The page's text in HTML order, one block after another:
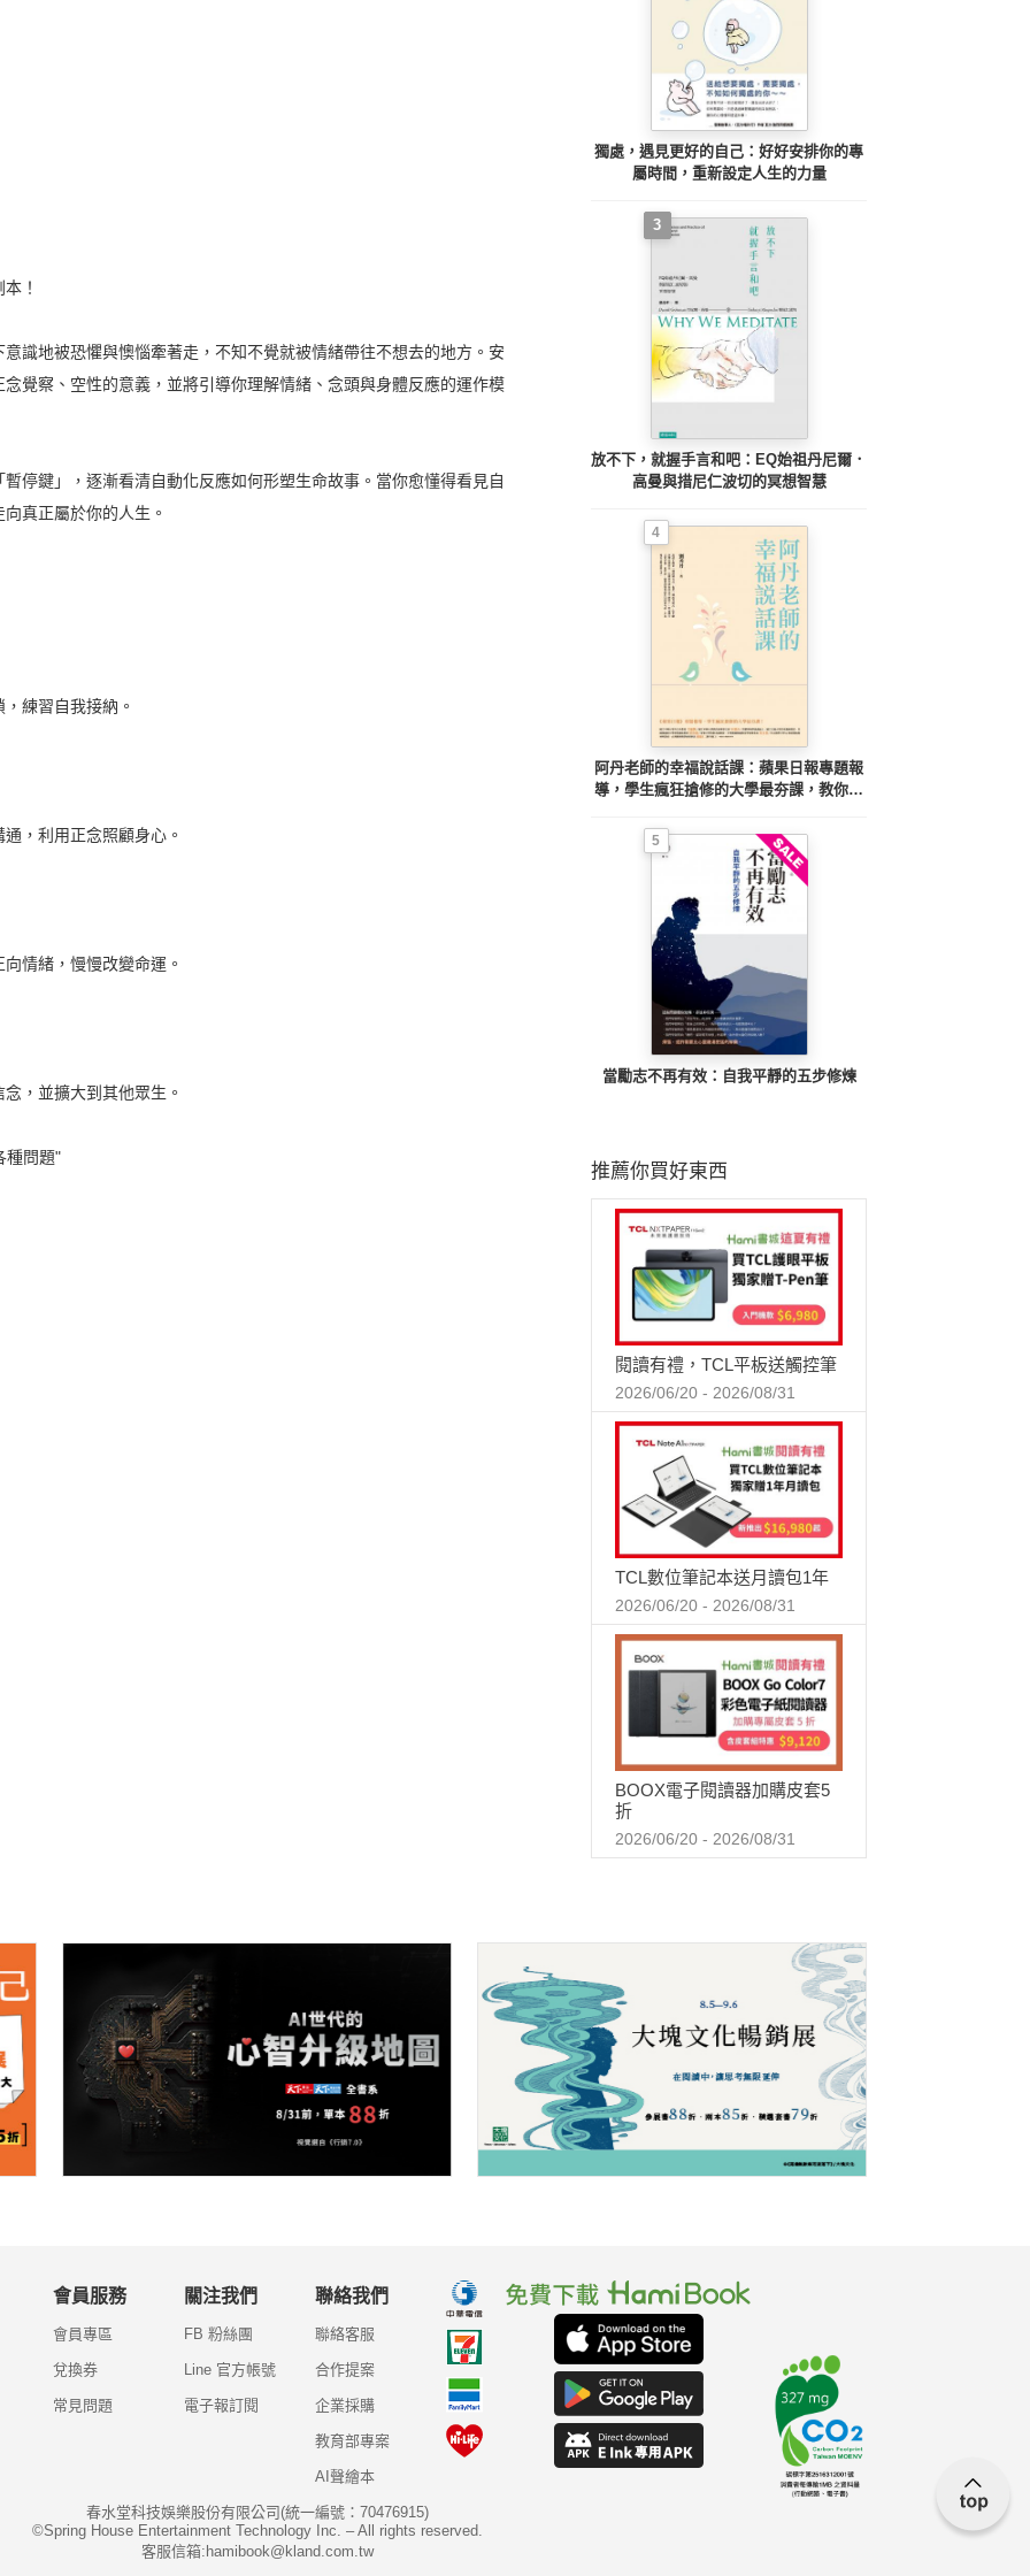
！
識地被恐懼與懊惱牽著走，不知不覺就被情緒帶往不想去的地方。安
覺察、空性的意義，並將引導你理解情緒、念頭與身體反應的運作模
停鍵」，逐漸看清自動化反應如何形塑生命故事。當你愈懂得看見自
真正屬於你的人生。
練習自我接納。
，利用正念照顧身心。
情緒，慢慢改變命運。
，並擴大到其他眾生。
種問題"
獨處，遇見更好的自己：好好安排你的專
屬時間，重新設定人生的力量
3
放不下，就握手言和吧：EQ始祖丹尼爾．
高曼與措尼仁波切的冥想智慧
4
阿丹老師的幸福說話課：蘋果日報專題報
導，學生瘋狂搶修的大學最夯課，教你不
5
當勵志不再有效：自我平靜的五步修煉
推薦你買好東西
閱讀有禮，TCL平板送觸控筆
2026/06/20 - 2026/08/31
TCL數位筆記本送月讀包1年
2026/06/20 - 2026/08/31
BOOX電子閱讀器加購皮套5
折
2026/06/20 - 2026/08/31
會員服務
會員專區
兌換券
常見問題
關注我們
FB 粉絲團
Line 官方帳號
電子報訂閱
聯絡我們
聯絡客服
合作提案
企業採購
教育部專案
AI聲繪本
春水堂科技娛樂股份有限公司(統一編號：70476915)
©Spring House Entertainment Technology Inc. – All rights reserved.
客服信箱:hamibook@kland.com.tw